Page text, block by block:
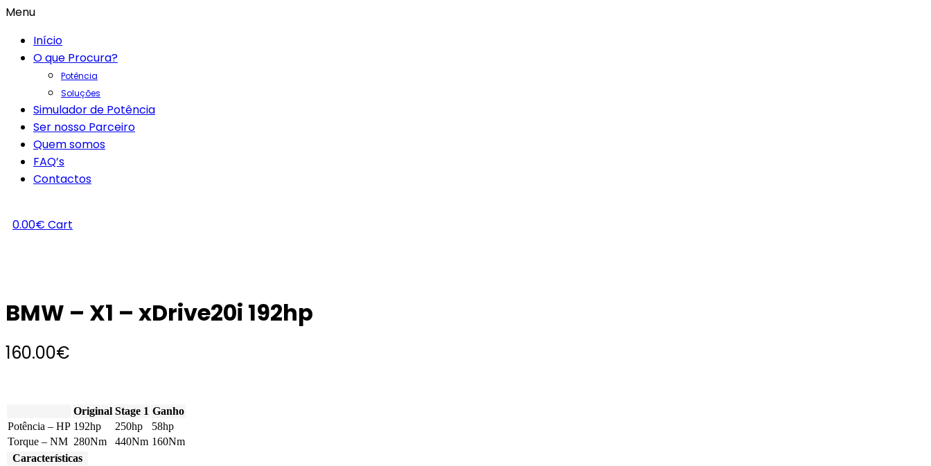
Menu
Início
O que Procura?
Potência
Soluções
Simulador de Potência
Ser nosso Parceiro
Quem somos
FAQ’s
Contactos
0.00€ Cart
BMW – X1 – xDrive20i 192hp
160.00€
Original Stage 1 Ganho
Potência – HP 192hp 250hp
58hp
Torque – NM 280Nm 440Nm 160Nm
Características